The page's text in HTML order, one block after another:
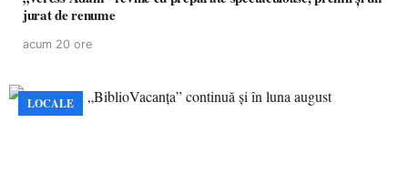
jurat de renume
acum 20 ore
LOCALE